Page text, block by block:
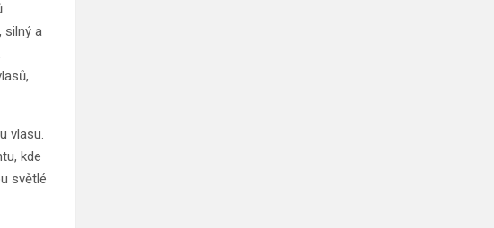
silný a
vlasu.
kde
světlé